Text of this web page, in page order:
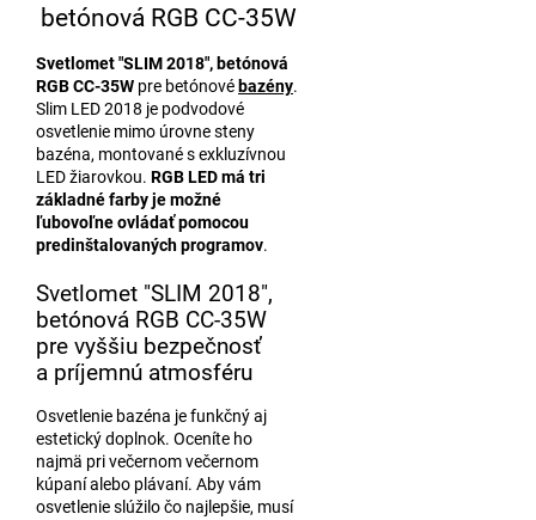
betónová RGB CC-35W
Svetlomet "SLIM 2018", betónová
RGB CC-35W pre betónové bazény.
Slim LED 2018 je podvodové
osvetlenie mimo úrovne steny
bazéna, montované s exkluzívnou
LED žiarovkou. RGB LED má tri
základné farby je možné
ľubovoľne ovládať pomocou
predinštalovaných programov.
Svetlomet "SLIM 2018",
betónová RGB CC-35W
pre vyššiu bezpečnosť
a príjemnú atmosféru
Osvetlenie bazéna je funkčný aj
estetický doplnok. Oceníte ho
najmä pri večernom večernom
kúpaní alebo plávaní. Aby vám
osvetlenie slúžilo čo najlepšie, musí